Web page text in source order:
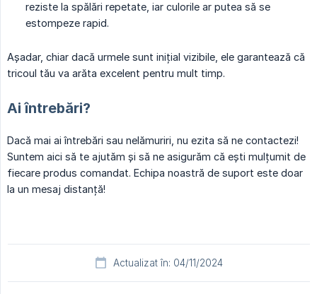
reziste la spălări repetate, iar culorile ar putea să se
estompeze rapid.
Așadar, chiar dacă urmele sunt inițial vizibile, ele garantează că
tricoul tău va arăta excelent pentru mult timp.
Ai întrebări?
Dacă mai ai întrebări sau nelămuriri, nu ezita să ne contactezi!
Suntem aici să te ajutăm și să ne asigurăm că ești mulțumit de
fiecare produs comandat. Echipa noastră de suport este doar
la un mesaj distanță!
Actualizat în: 04/11/2024